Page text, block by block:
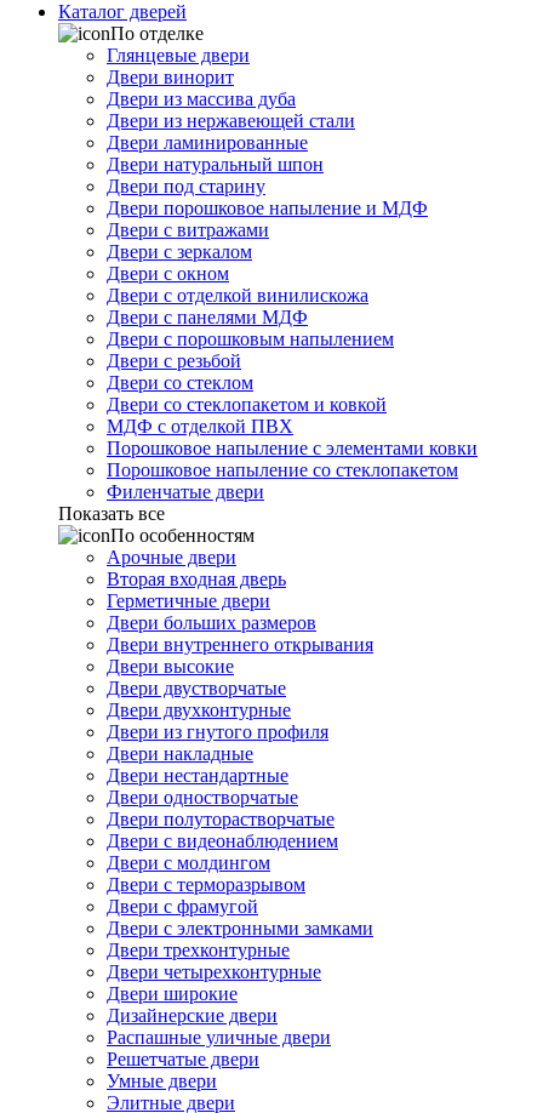
Каталог дверей
По отделке
Глянцевые двери
Двери винорит
Двери из массива дуба
Двери из нержавеющей стали
Двери ламинированные
Двери натуральный шпон
Двери под старину
Двери порошковое напыление и МДФ
Двери с витражами
Двери с зеркалом
Двери с окном
Двери с отделкой винилискожа
Двери с панелями МДФ
Двери с порошковым напылением
Двери с резьбой
Двери со стеклом
Двери со стеклопакетом и ковкой
МДФ с отделкой ПВХ
Порошковое напыление с элементами ковки
Порошковое напыление со стеклопакетом
Филенчатые двери
Показать все
По особенностям
Арочные двери
Вторая входная дверь
Герметичные двери
Двери больших размеров
Двери внутреннего открывания
Двери высокие
Двери двустворчатые
Двери двухконтурные
Двери из гнутого профиля
Двери накладные
Двери нестандартные
Двери одностворчатые
Двери полуторастворчатые
Двери с видеонаблюдением
Двери с молдингом
Двери с терморазрывом
Двери с фрамугой
Двери с электронными замками
Двери трехконтурные
Двери четырехконтурные
Двери широкие
Дизайнерские двери
Распашные уличные двери
Решетчатые двери
Умные двери
Элитные двери